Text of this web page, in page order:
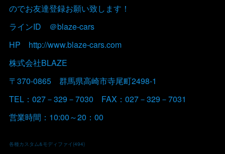
のでお友達登録お願い致します！
ラインID ＠blaze-cars
HP http://www.blaze-cars.com
株式会社BLAZE
〒370-0865 群馬県高崎市寺尾町2498-1
TEL：027－329－7030 FAX：027－329－7031
営業時間：10:00～20：00
各種カスタム&モディファイ (494)